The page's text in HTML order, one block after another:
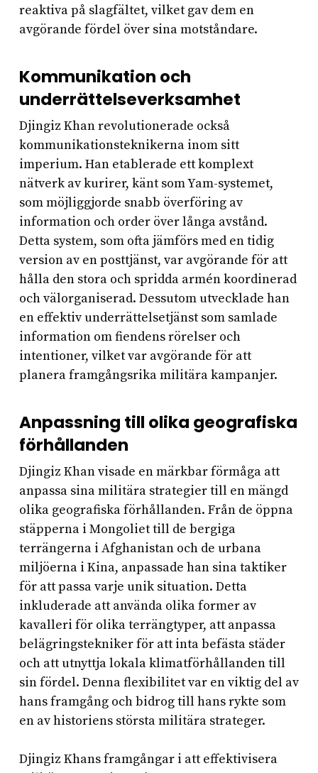
reaktiva på slagfältet, vilket gav dem en
avgörande fördel över sina motståndare.
Kommunikation och
underrättelseverksamhet
Djingiz Khan revolutionerade också
kommunikationsteknikerna inom sitt
imperium. Han etablerade ett komplext
nätverk av kurirer, känt som Yam-systemet,
som möjliggjorde snabb överföring av
information och order över långa avstånd.
Detta system, som ofta jämförs med en tidig
version av en posttjänst, var avgörande för att
hålla den stora och spridda armén koordinerad
och välorganiserad. Dessutom utvecklade han
en effektiv underrättelsetjänst som samlade
information om fiendens rörelser och
intentioner, vilket var avgörande för att
planera framgångsrika militära kampanjer.
Anpassning till olika geografiska
förhållanden
Djingiz Khan visade en märkbar förmåga att
anpassa sina militära strategier till en mängd
olika geografiska förhållanden. Från de öppna
stäpperna i Mongoliet till de bergiga
terrängerna i Afghanistan och de urbana
miljöerna i Kina, anpassade han sina taktiker
för att passa varje unik situation. Detta
inkluderade att använda olika former av
kavalleri för olika terrängtyper, att anpassa
belägringstekniker för att inta befästa städer
och att utnyttja lokala klimatförhållanden till
sin fördel. Denna flexibilitet var en viktig del av
hans framgång och bidrog till hans rykte som
en av historiens största militära strateger.
Djingiz Khans framgångar i att effektivisera